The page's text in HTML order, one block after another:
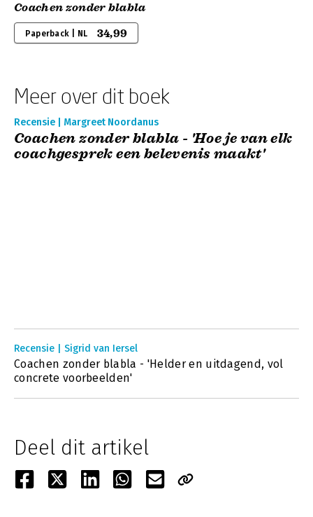
Coachen zonder blabla
Paperback | NL 34,99
Meer over dit boek
Recensie | Margreet Noordanus
Coachen zonder blabla - 'Hoe je van elk
coachgesprek een belevenis maakt'
Recensie | Sigrid van Iersel
Coachen zonder blabla - 'Helder en uitdagend, vol
concrete voorbeelden'
Deel dit artikel